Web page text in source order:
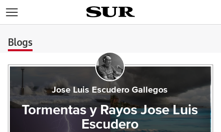
Blogs
Jose Luis Escudero Gallegos
Tormentas y Rayos Jose Luis
Escudero